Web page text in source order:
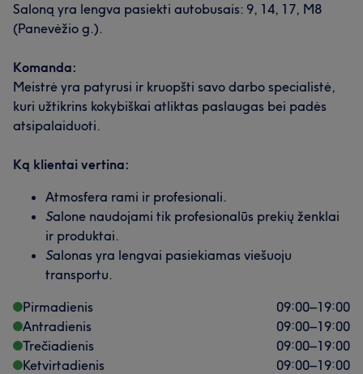
Saloną yra lengva pasiekti autobusais: 9, 14, 17, M8
(Panevėžio g.).
Komanda:
Meistrė yra patyrusi ir kruopšti savo darbo specialistė,
kuri užtikrins kokybiškai atliktas paslaugas bei padės
atsipalaiduoti.
Ką klientai vertina:
Atmosfera rami ir profesionali.
Salone naudojami tik profesionalūs prekių ženklai
ir produktai.
Salonas yra lengvai pasiekiamas viešuoju
transportu.
Pirmadienis
09:00–19:00
Antradienis
09:00–19:00
Trečiadienis
09:00–19:00
Ketvirtadienis
09:00–19:00